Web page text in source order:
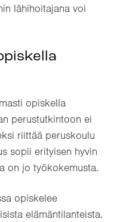
lähihoitajana voi
opiskella
perustutkintoon ei
riittää peruskoulu
sopii erityisen hyvin
on jo työkokemusta.
opiskelee
elämäntilanteista.